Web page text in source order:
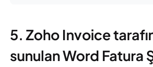
5. Zoho Invoice
sunulan Word Fatura